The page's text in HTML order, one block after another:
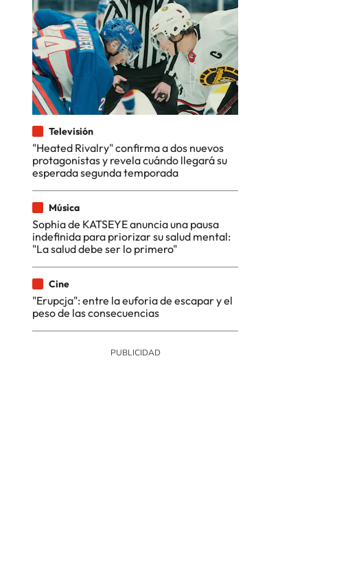
Televisión
"Heated Rivalry" confirma a dos nuevos
protagonistas y revela cuándo llegará su
esperada segunda temporada
Música
Sophia de KATSEYE anuncia una pausa
indefinida para priorizar su salud mental:
"La salud debe ser lo primero"
Cine
"Erupcja": entre la euforia de escapar y el
peso de las consecuencias